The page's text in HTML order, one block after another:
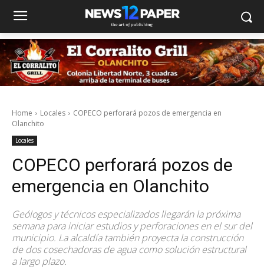
Home Locales
COPECO perforará pozos de emergencia en
Olanchito
Locales
COPECO perforará pozos de
emergencia en Olanchito
Geólogos y técnicos especializados llegarán la próxima
semana para iniciar estudios y perforaciones en el sur del
municipio. La alcaldía también proyecta la construcción
de dos cosechadoras de agua como solución estructural
a largo plazo.